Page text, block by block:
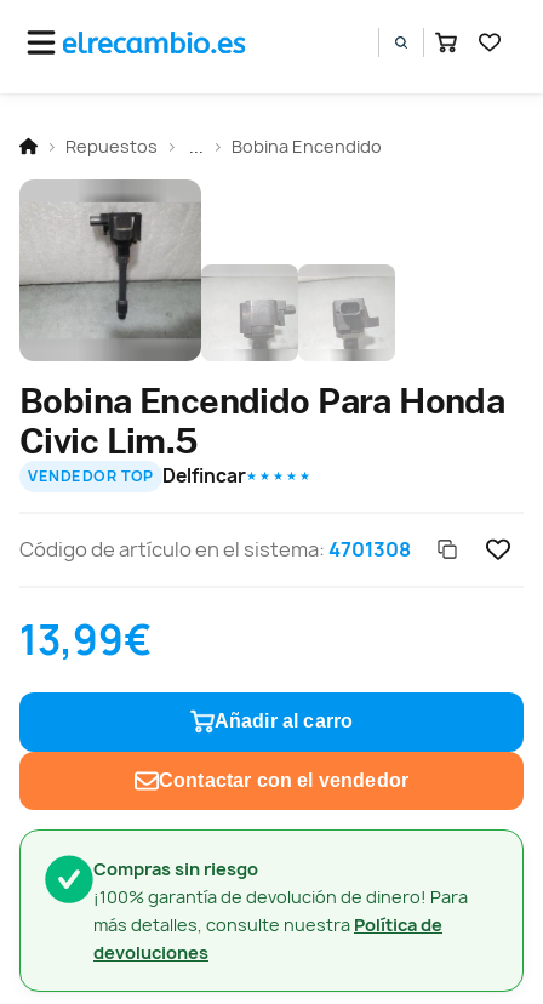
Repuestos Bobina Encendido
Compras sin riesgo
¡100% garantía de devolución de dinero! Para
más detalles, consulte nuestra Política de
devoluciones
Bobina Encendido Para Honda
Civic Lim.5
VENDEDOR TOP Delfincar★ ★ ★ ★ ★
Código de artículo en el sistema:4701308
13,99€
Añadir al carro
Contactar con el vendedor